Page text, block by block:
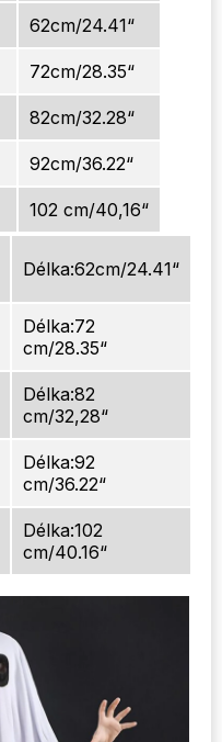
62cm/24.41“
72cm/28.35“
82cm/32.28“
92cm/36.22“
102 cm/40,16“
Délka:62cm/24.41“
Délka:72
cm/28.35“
Délka:82
cm/32,28“
Délka:92
cm/36.22“
Délka:102
cm/40.16“